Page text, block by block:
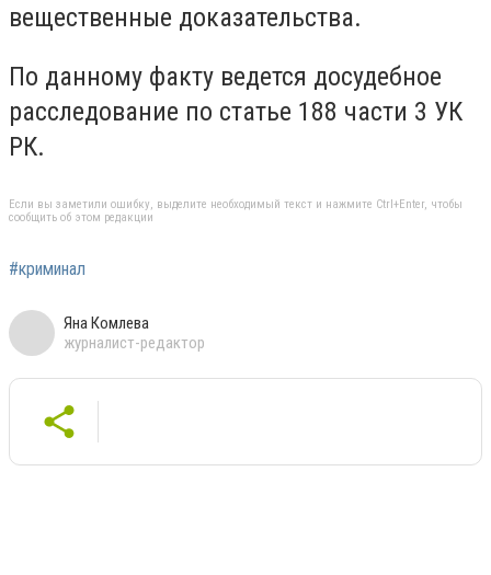
вещественные доказательства.
По данному факту ведется досудебное
расследование по статье 188 части 3 УК
РК.
Если вы заметили ошибку, выделите необходимый текст и нажмите Ctrl+Enter, чтобы
сообщить об этом редакции
#криминал
Яна Комлева
журналист-редактор